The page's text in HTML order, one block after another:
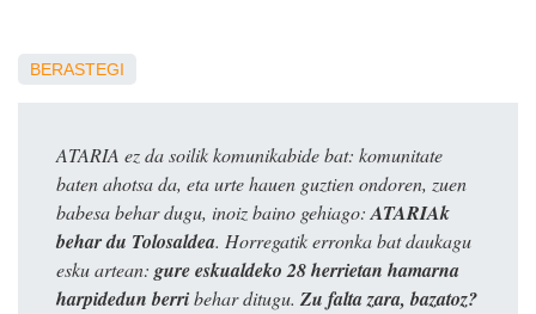
BERASTEGI
ATARIA ez da soilik komunikabide bat: komunitate
baten ahotsa da, eta urte hauen guztien ondoren, zuen
babesa behar dugu, inoiz baino gehiago:ATARIAk
behar du Tolosaldea. Horregatik erronka bat daukagu
esku artean: gure eskualdeko 28 herrietan hamarna
harpidedun berribehar ditugu. Zu falta zara, bazatoz?